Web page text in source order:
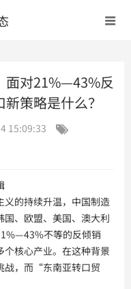

面对21%—43%反
策略是什么？
15:09:33

义的持续升温，中国制造
、欧盟、美国、澳大利
不等的反倾销
核心产业。在这种背景
，而“东南亚转口贸